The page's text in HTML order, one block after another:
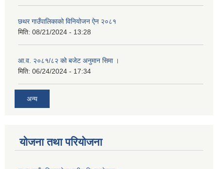
छथर गाउँपालिकाको विनियोजन ऐन २०८१
मिति: 08/21/2024 - 13:28
आ.व. २०८१/८२ को बजेट अनुमान सिमा ।
मिति: 06/24/2024 - 17:34
अन्य
योजना तथा परियोजना